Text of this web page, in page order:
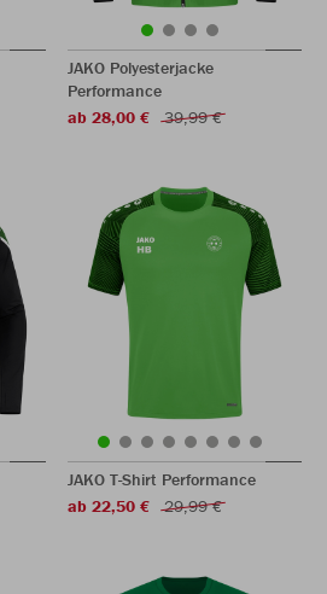
JAKO Polyesterjacke
Performance
ab 28,00 €
39,99 €
JAKO T-Shirt Performance
ab 22,50 €
29,99 €